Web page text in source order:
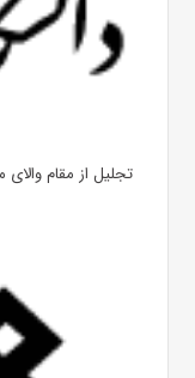
تجلیل از مقام